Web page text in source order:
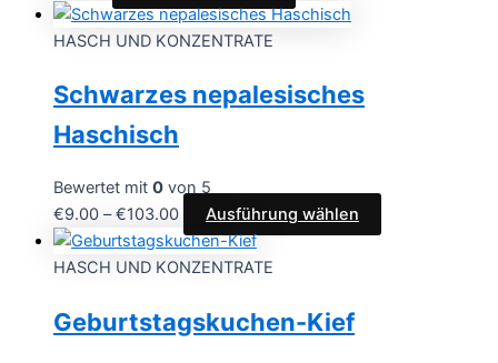
HASCH UND KONZENTRATE
Schwarzes nepalesisches
Haschisch
Bewertet mit 0 von 5
€9.00 –€103.00 Ausführung wählen
HASCH UND KONZENTRATE
Geburtstagskuchen-Kief